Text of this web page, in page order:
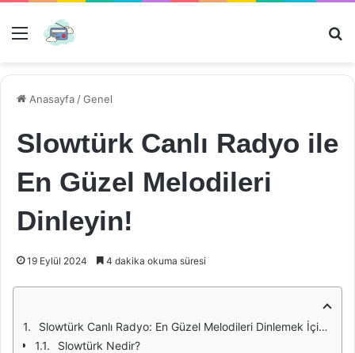
Menü
Anasayfa /Genel
Slowtürk Canlı Radyo ile
En Güzel Melodileri
Dinleyin!
19 Eylül 2024 4 dakika okuma süresi
Slowtürk Canlı Radyo: En Güzel Melodileri Dinlemek İçin Bir Başlangıç Noktası
Slowtürk Nedir?